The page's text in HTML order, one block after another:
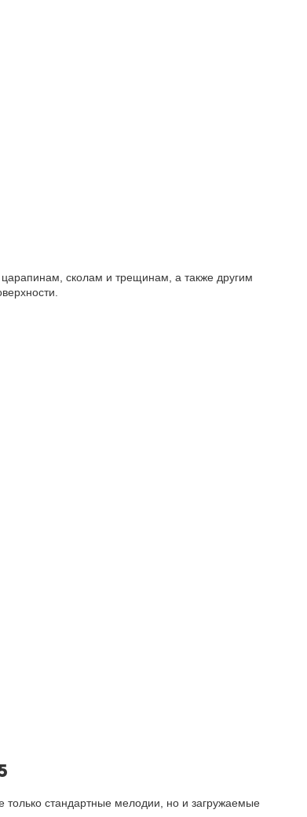
сколам и трещинам, а также другим
стандартные мелодии, но и загружаемые